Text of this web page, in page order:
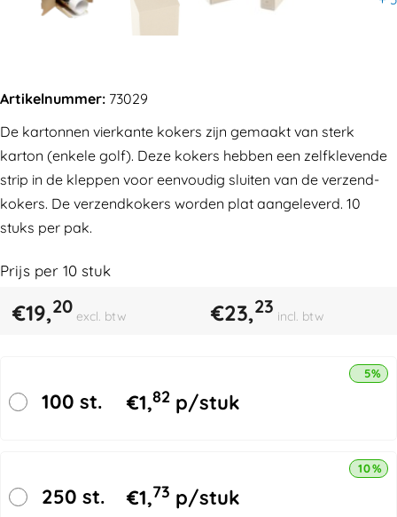
Artikelnummer: 73029
De kartonnen vierkante kokers zijn gemaakt van sterk
karton (enkele golf). Deze kokers hebben een zelfklevende
strip in de kleppen voor eenvoudig sluiten van de verzend-
kokers. De verzendkokers worden plat aangeleverd. 10
stuks per pak.
Prijs per 10 stuk
€19,20 excl. btw €23,23 incl. btw
100 st. €1,82 p/stuk
5%
250 st. €1,73 p/stuk
10%